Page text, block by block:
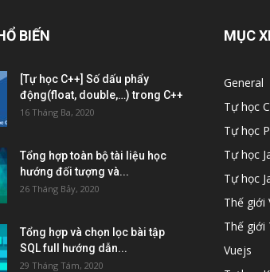
BIẾN
[Tự học C++] Số dấu phẩy
động(float, double,…) trong C++
16 Tháng Ba, 2020
Tổng hợp toàn bộ tài liệu học
hướng đối tượng và...
26 Tháng Bảy, 2020
Tổng hợp và chọn lọc bài tập
SQL full hướng dẫn...
29 Tháng Tám, 2020
MỤC
General
Tự học
Tự học
Tự học
Tự học
Thế giới
Thế giới
Vuejs